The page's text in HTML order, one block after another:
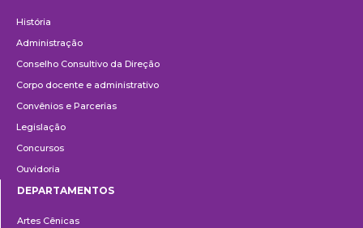
História
Administração
Conselho Consultivo da Direção
Corpo docente e administrativo
Convênios e Parcerias
Legislação
Concursos
Ouvidoria
DEPARTAMENTOS
Artes Cênicas